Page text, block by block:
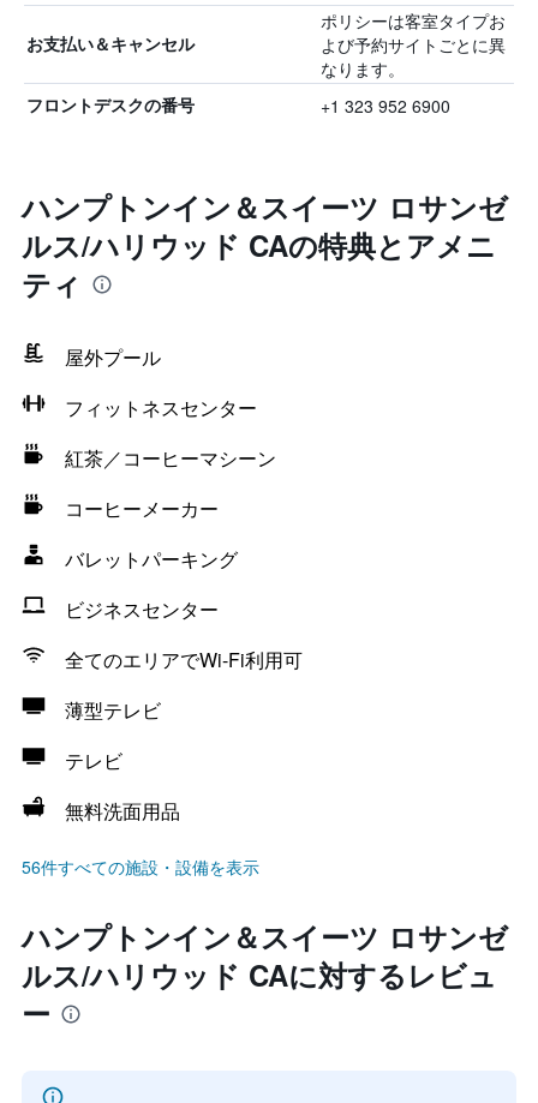
お支払い＆キャンセル
ポリシーは客室タイプお
よび予約サイトごとに異
なります。
フロントデスクの番号 +1 323 952 6900
ハンプトンイン＆スイーツ ロサンゼ
ルス/ハリウッド CAの特典とアメニ
ティ
屋外プール
フィットネスセンター
紅茶／コーヒーマシーン
コーヒーメーカー
バレットパーキング
ビジネスセンター
全てのエリアでWi-Fi利用可
薄型テレビ
テレビ
無料洗面用品
56件すべての施設・設備を表示
ハンプトンイン＆スイーツ ロサンゼ
ルス/ハリウッド CAに対するレビュ
ー